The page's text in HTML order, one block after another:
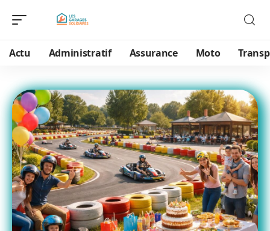
Actu Administratif Assurance Moto